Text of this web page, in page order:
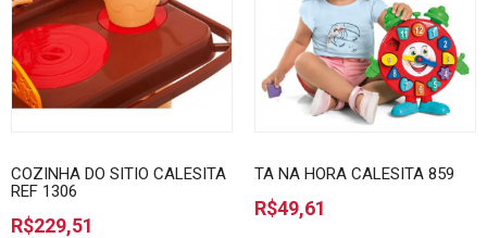
COZINHA DO SITIO CALESITA
REF 1306
R$229,51
TA NA HORA CALESITA 859
R$49,61